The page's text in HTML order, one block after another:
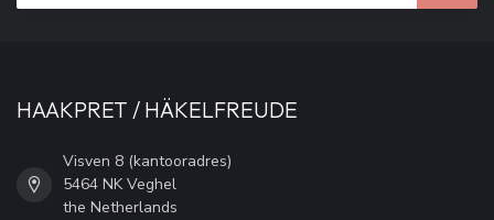
HAAKPRET / HÄKELFREUDE
Visven 8 (kantooradres)
5464 NK Veghel
the Netherlands